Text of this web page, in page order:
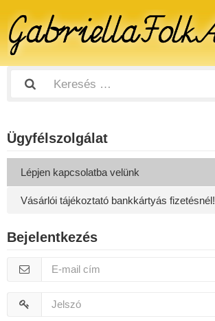
Ügyfélszolgálat
Lépjen kapcsolatba velünk
Vásárlói tájékoztató bankkártyás fizetésnél!
Bejelentkezés